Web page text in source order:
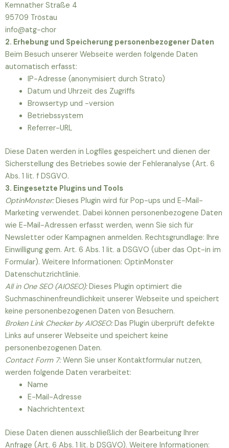
Kemnather Straße 4
95709 Tröstau
info@atg-chor
2. Erhebung und Speicherung personenbezogener Daten
Beim Besuch unserer Webseite werden folgende Daten
automatisch erfasst:
IP-Adresse (anonymisiert durch Strato)
Datum und Uhrzeit des Zugriffs
Browsertyp und -version
Betriebssystem
Referrer-URL
Diese Daten werden in Logfiles gespeichert und dienen der
Sicherstellung des Betriebes sowie der Fehleranalyse (Art. 6
Abs. 1 lit. f DSGVO.
3. Eingesetzte Plugins und Tools
OptinMonster:Dieses Plugin wird für Pop-ups und E-Mail-
Marketing verwendet. Dabei können personenbezogene Daten
wie E-Mail-Adressen erfasst werden, wenn Sie sich für
Newsletter oder Kampagnen anmelden. Rechtsgrundlage: Ihre
Einwilligung gem. Art. 6 Abs. 1 lit. a DSGVO (über das Opt-in im
Formular). Weitere Informationen: OptinMonster
Datenschutzrichtlinie.
All in One SEO (AIOSEO):Dieses Plugin optimiert die
Suchmaschinenfreundlichkeit unserer Webseite und speichert
keine personenbezogenen Daten von Besuchern.
Broken Link Checker by AIOSEO:Das Plugin überprüft defekte
Links auf unserer Webseite und speichert keine
personenbezogenen Daten.
Contact Form 7:Wenn Sie unser Kontaktformular nutzen,
werden folgende Daten verarbeitet:
Name
E-Mail-Adresse
Nachrichtentext
Diese Daten dienen ausschließlich der Bearbeitung Ihrer
Anfrage (Art. 6 Abs. 1 lit. b DSGVO). Weitere Informationen: